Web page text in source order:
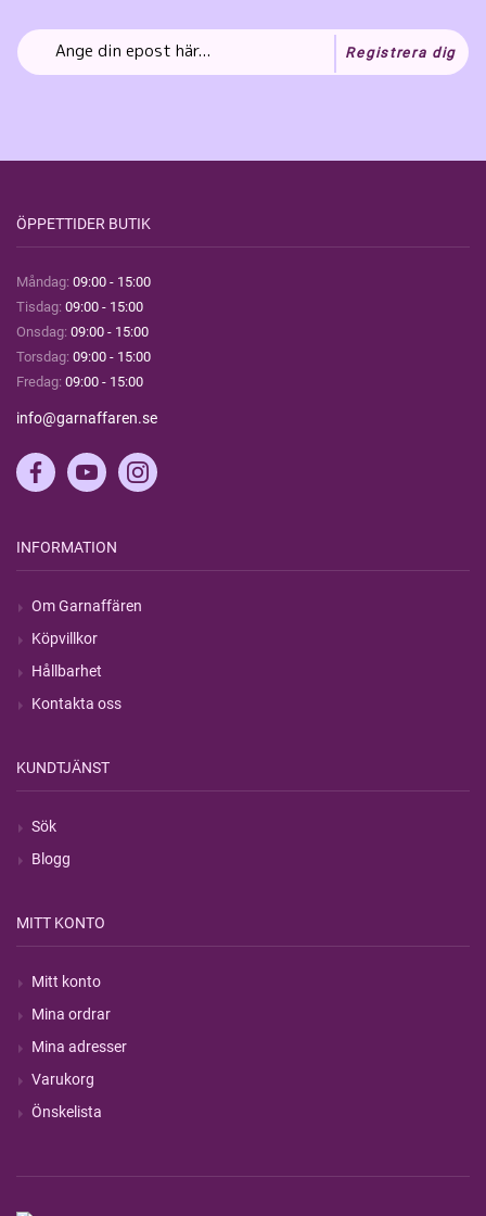
Registrera dig
ÖPPETTIDER BUTIK
Måndag: 09:00 - 15:00
Tisdag: 09:00 - 15:00
Onsdag: 09:00 - 15:00
Torsdag: 09:00 - 15:00
Fredag: 09:00 - 15:00
info@garnaffaren.se
INFORMATION
Om Garnaffären
Köpvillkor
Hållbarhet
Kontakta oss
KUNDTJÄNST
Sök
Blogg
MITT KONTO
Mitt konto
Mina ordrar
Mina adresser
Varukorg
Önskelista